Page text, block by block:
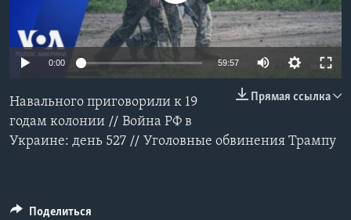
Learning English
СОЦИАЛЬНЫЕ СЕТИ
Языки
0:00 59:57
Прямая ссылка
Навального приговорили к 19
годам колонии // Война РФ в
Украине: день 527 // Уголовные обвинения Трампу
Поделиться